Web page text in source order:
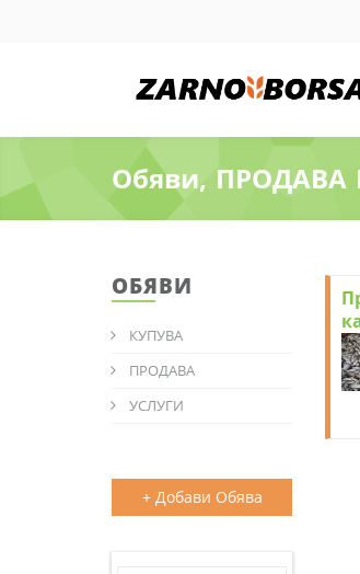
Обяви, ПРОДАВА
ОБЯВИ
КУПУВА
ПРОДАВА
УСЛУГИ
+ Добави Обява